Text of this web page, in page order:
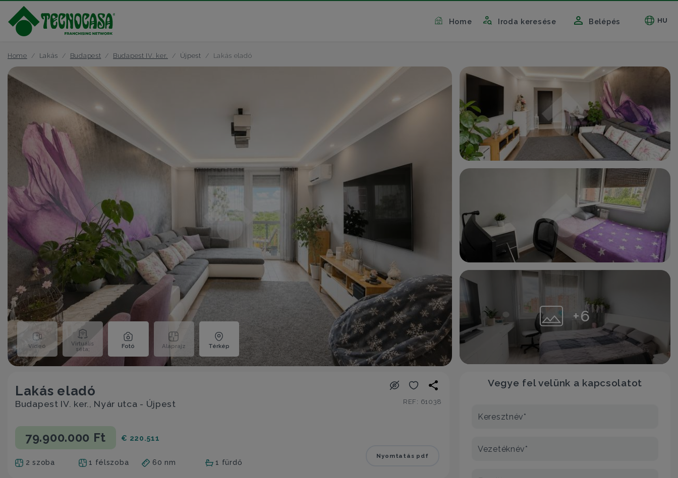
Home Iroda keresése Belépés HU
Home Lakás Budapest Budapest IV. ker. Újpest Lakás eladó
Videó Virtuális
séta; Fotó Alaprajz Térkép
+6
Lakás eladó
Budapest IV. ker., Nyár utca - Újpest REF: 61038
79.900.000 Ft € 220.511
2 szoba 1 félszoba 60 nm 1 fürdő
Nyomtatás pdf
Vegye fel velünk a kapcsolatot
Keresztnév*
Vezetéknév*